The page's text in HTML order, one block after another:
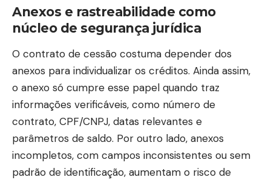
Anexos e rastreabilidade como
núcleo de segurança jurídica
O contrato de cessão costuma depender dos
anexos para individualizar os créditos. Ainda assim,
o anexo só cumpre esse papel quando traz
informações verificáveis, como número de
contrato, CPF/CNPJ, datas relevantes e
parâmetros de saldo. Por outro lado, anexos
incompletos, com campos inconsistentes ou sem
padrão de identificação, aumentam o risco de